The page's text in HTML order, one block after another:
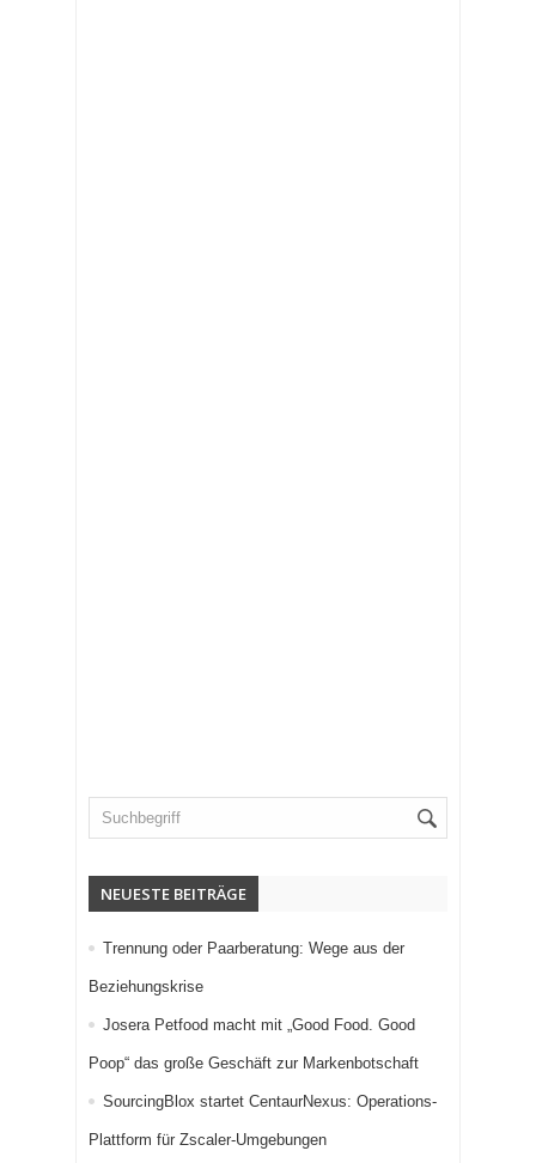
NEUESTE BEITRÄGE
Trennung oder Paarberatung: Wege aus der
Beziehungskrise
Josera Petfood macht mit „Good Food. Good
Poop“ das große Geschäft zur Markenbotschaft
SourcingBlox startet CentaurNexus: Operations-
Plattform für Zscaler-Umgebungen